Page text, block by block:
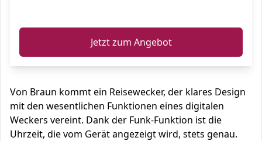
Jetzt zum Angebot
Von Braun kommt ein Reisewecker, der klares Design
mit den wesentlichen Funktionen eines digitalen
Weckers vereint. Dank der Funk-Funktion ist die
Uhrzeit, die vom Gerät angezeigt wird, stets genau.